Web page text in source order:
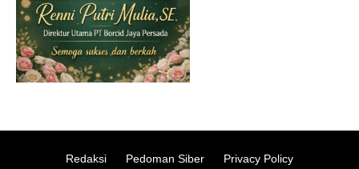
Redaksi Pedoman Siber Privacy Policy